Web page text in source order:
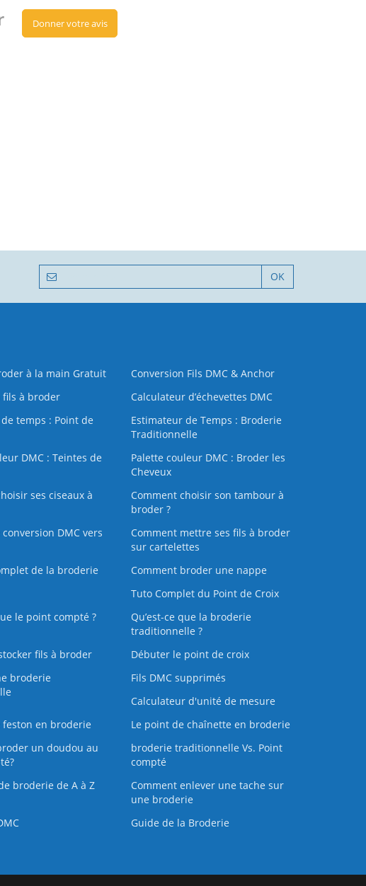
Donner votre avis
OK
à la main Gratuit
Conversion Fils DMC & Anchor
fils à broder
Calculateur d’échevettes DMC
temps : Point de
Estimateur de Temps : Broderie
Traditionnelle
DMC : Teintes de
Palette couleur DMC : Broder les
Cheveux
ses ciseaux à
Comment choisir son tambour à
broder ?
DMC vers
Comment mettre ses fils à broder
sur cartelettes
de la broderie
Comment broder une nappe
Tuto Complet du Point de Croix
le point compté ?
Qu’est-ce que la broderie
traditionnelle ?
fils à broder
Débuter le point de croix
broderie
Fils DMC supprimés
Calculateur d'unité de mesure
feston en broderie
Le point de chaînette en broderie
un doudou au
broderie traditionnelle Vs. Point
compté
broderie de A à Z
Comment enlever une tache sur
une broderie
Guide de la Broderie